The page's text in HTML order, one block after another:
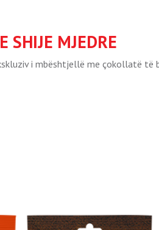
SHIJE MJEDRE
i mbështjellë me çokollatë